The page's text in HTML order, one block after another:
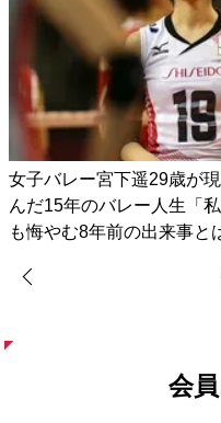
女子バレー宮下遥29歳が
んだ15年のバレー人生「
も悔やむ8年前の出来事と
会